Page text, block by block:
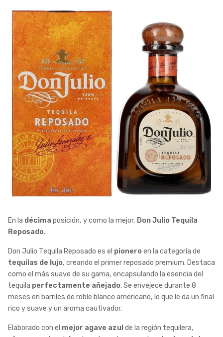
En la décima posición, y como la mejor, Don Julio Tequila
Reposado.
Don Julio Tequila Reposado es el pioneroen la categoría de
tequilas de lujo, creando el primer reposado premium. Destaca
como el más suave de su gama, encapsulando la esencia del
tequila perfectamente añejado. Se envejece durante 8
meses en barriles de roble blanco americano, lo que le da un final
rico y suave y un aroma cautivador.
Elaborado con el mejor agave azul de la región tequilera,